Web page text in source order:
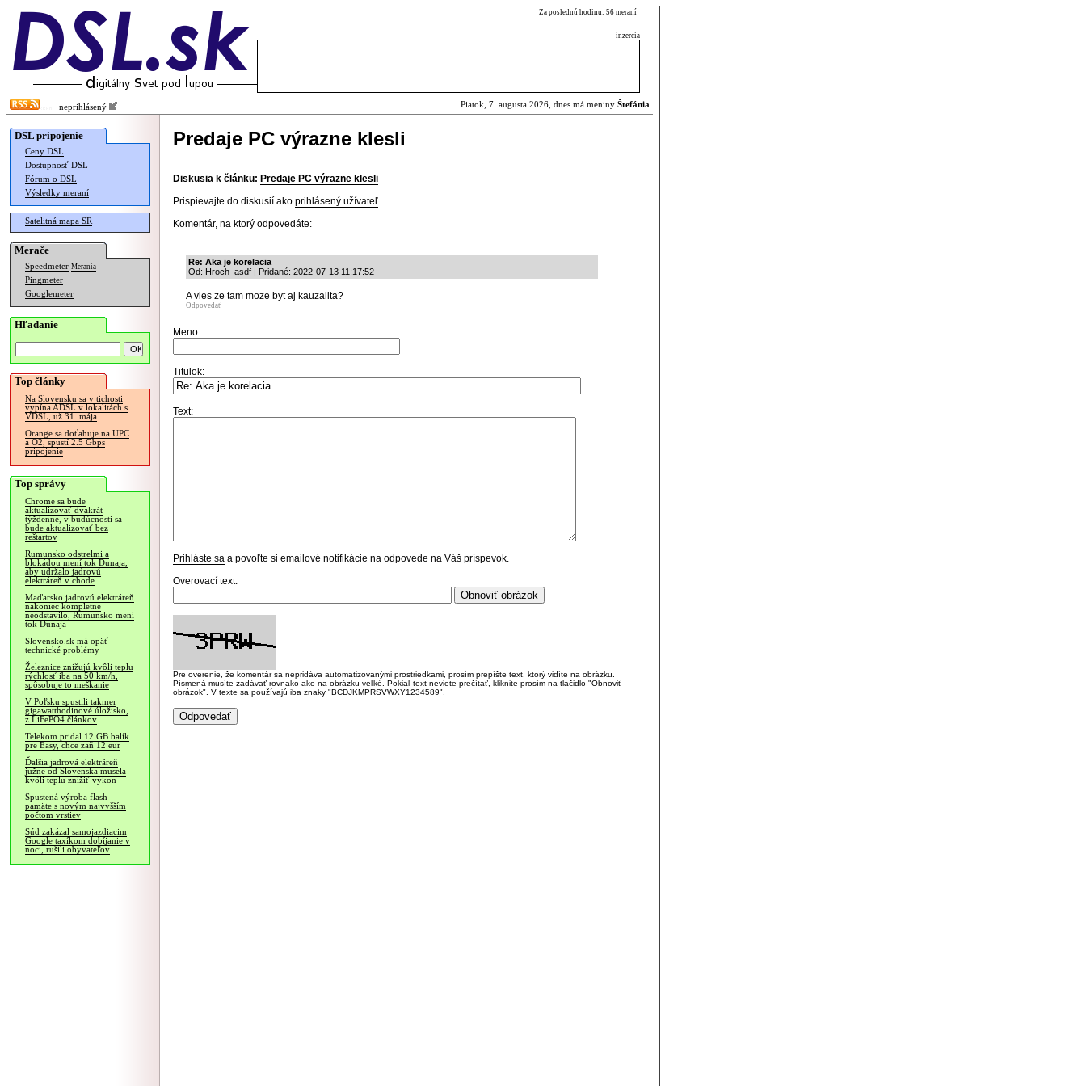
Za poslednú hodinu: 56 meraní
inzercia
neprihlásený Piatok, 7. augusta 2026, dnes má meniny Štefánia
DSL pripojenie
Ceny DSL
Dostupnosť DSL
Fórum o DSL
Výsledky meraní
Satelitná mapa SR
Merače
Speedmeter Merania
Pingmeter
Googlemeter
Hľadanie
Top články
Na Slovensku sa v tichosti
vypína ADSL v lokalitách s
VDSL, už 31. mája
Orange sa doťahuje na UPC
a O2, spustí 2.5 Gbps
pripojenie
Top správy
Chrome sa bude
aktualizovať dvakrát
týždenne, v budúcnosti sa
bude aktualizovať bez
reštartov
Rumunsko odstrelmi a
blokádou mení tok Dunaja,
aby udržalo jadrovú
elektráreň v chode
Maďarsko jadrovú elektráreň
nakoniec kompletne
neodstavilo, Rumunsko mení
tok Dunaja
Slovensko.sk má opäť
technické problémy
Železnice znižujú kvôli teplu
rýchlosť iba na 50 km/h,
spôsobuje to meškanie
V Poľsku spustili takmer
gigawatthodinové úložisko,
z LiFePO4 článkov
Telekom pridal 12 GB balík
pre Easy, chce zaň 12 eur
Ďalšia jadrová elektráreň
južne od Slovenska musela
kvôli teplu znížiť výkon
Spustená výroba flash
pamäte s novým najvyšším
počtom vrstiev
Súd zakázal samojazdiacim
Google taxíkom dobíjanie v
noci, rušili obyvateľov
Predaje PC výrazne klesli
Diskusia k článku: Predaje PC výrazne klesli
Prispievajte do diskusií ako prihlásený užívateľ.
Komentár, na ktorý odpovedáte:
Re: Aka je korelacia
Od: Hroch_asdf | Pridané: 2022-07-13 11:17:52
A vies ze tam moze byt aj kauzalita?
Odpovedať
Meno:
Titulok:
Text:
Prihláste sa a povoľte si emailové notifikácie na odpovede na Váš príspevok.
Overovací text:
Pre overenie, že komentár sa nepridáva automatizovanými prostriedkami, prosím prepíšte text, ktorý vidíte na obrázku.
Písmená musíte zadávať rovnako ako na obrázku veľké. Pokiaľ text neviete prečítať, kliknite prosím na tlačidlo "Obnoviť
obrázok". V texte sa používajú iba znaky "BCDJKMPRSVWXY1234589".